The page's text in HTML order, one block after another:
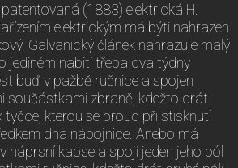
(1883) elektrická H.
elektrickým má býti nahrazen
Galvanický článek nahrazuje malý
jediném nabití třeba dva týdny
buď v pažbě ručnice a spojen
součástkami zbraně, kdežto drát
tyčce, kterou se proud při stisknutí
dna nábojnice. Anebo má
náprsní kapse a spojí jeden jeho pól